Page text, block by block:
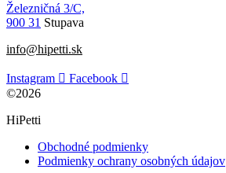
Železničná 3/C,
900 31 Stupava
info@hipetti.sk
Instagram
Facebook
©2026
HiPetti
Obchodné podmienky
Podmienky ochrany osobných údajov